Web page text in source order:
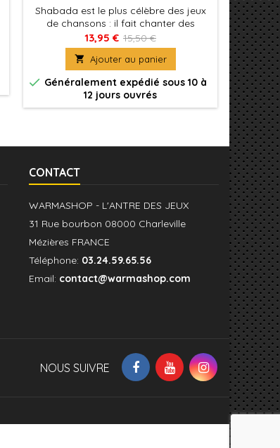
Shabada est le plus célèbre des jeux
de chansons : il fait chanter des
familles et des bandes d’amis depuis
des années ! Voici une nouvelle édition,
dépoussiérée et plus dynamique, au
look coloré.
13,95 € 15,50 €
 Ajouter au panier
 Généralement expédié sous 10 à
12 jours ouvrés

CONTACT
WARMASHOP - L'ANTRE DES JEUX
31 Rue bourbon 08000 Charleville
Mézières FRANCE
Téléphone: 03.24.59.65.56
Email: contact@warmashop.com
NOUS SUIVRE